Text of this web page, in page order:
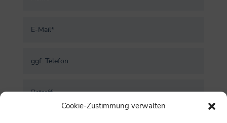
Cookie-Zustimmung verwalten